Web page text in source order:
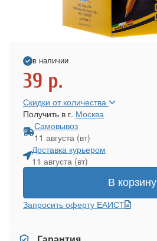
в наличии
39 р.
Скидки от количества
Получить в г. Москва
Самовывоз
11 августа (вт)
Доставка курьером
11 августа (вт)
В корзину
Запросить оферту ЕАИСТ